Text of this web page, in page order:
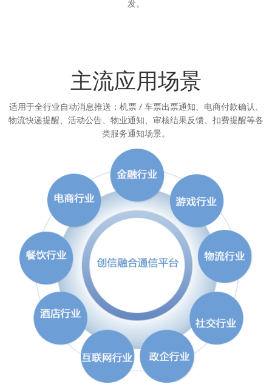
发。
主流应用场景
适用于全行业自动消息推送：机票 / 车票出票通知、电商付款确认、
物流快递提醒、活动公告、物业通知、审核结果反馈、扣费提醒等各
类服务通知场景。